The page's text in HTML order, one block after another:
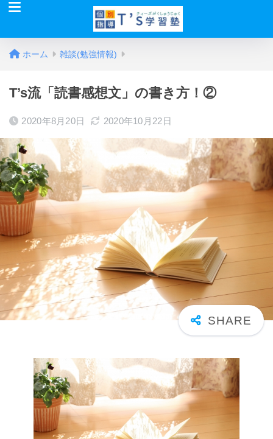
ホーム 雑談(勉強情報)
T’s流「読書感想文」の書き方！②
2020年8月20日 2020年10月22日